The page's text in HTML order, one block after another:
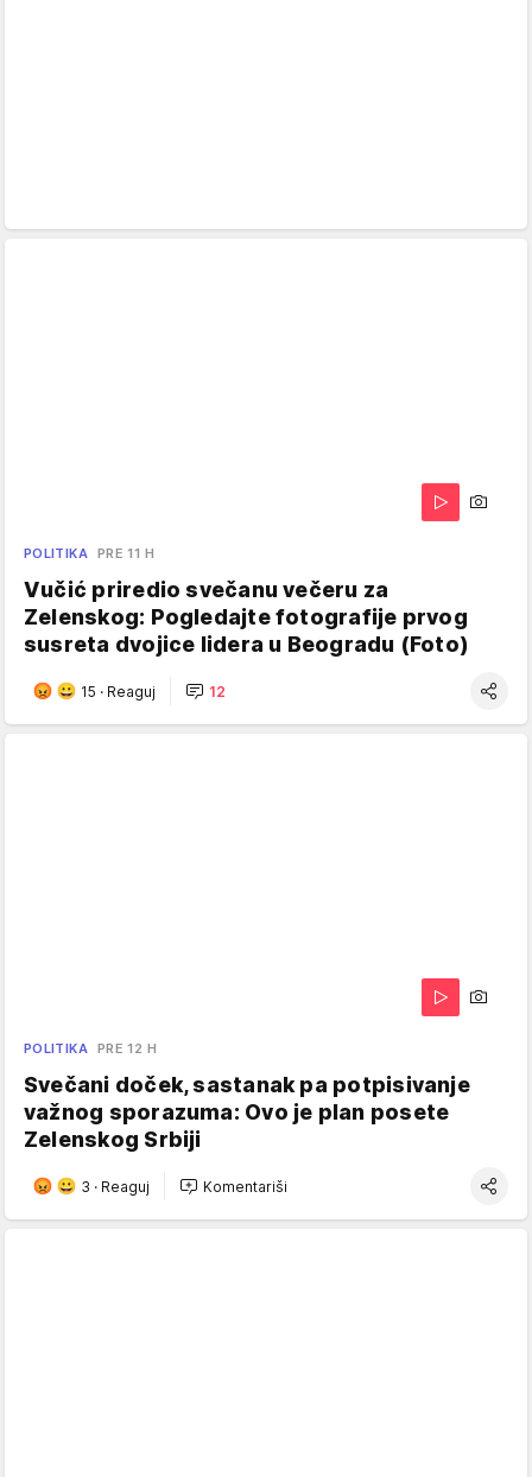
POLITIKA PRE 11 H
Vučić priredio svečanu večeru za
Zelenskog: Pogledajte fotografije prvog
susreta dvojice lidera u Beogradu (Foto)
15 · Reaguj 12
POLITIKA PRE 12 H
Svečani doček, sastanak pa potpisivanje
važnog sporazuma: Ovo je plan posete
Zelenskog Srbiji
3 · Reaguj Komentariši